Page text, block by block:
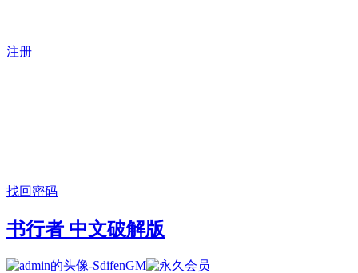
注册
找回密码
书行者 中文破解版